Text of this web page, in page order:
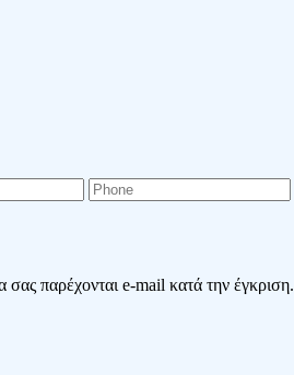
παρέχονται e-mail κατά την έγκριση.